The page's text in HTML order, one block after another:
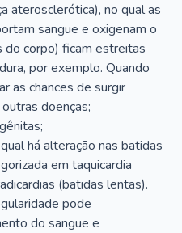
aterosclerótica), no qual as
sangue e oxigenam o
do corpo) ficam estreitas
por exemplo. Quando
as chances de surgir
doenças;
há alteração nas batidas
em taquicardia
(batidas lentas).
pode
do sangue e